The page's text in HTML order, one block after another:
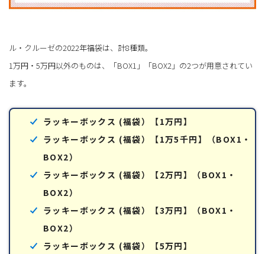
ル・クルーゼの2022年福袋は、計8種類。
1万円・5万円以外のものは、「BOX1」「BOX2」の2つが用意されてい
ます。
ラッキーボックス (福袋）【1万円】
ラッキーボックス (福袋）【1万5千円】（BOX1・
BOX2）
ラッキーボックス (福袋）【2万円】（BOX1・
BOX2）
ラッキーボックス (福袋）【3万円】（BOX1・
BOX2）
ラッキーボックス (福袋）【5万円】